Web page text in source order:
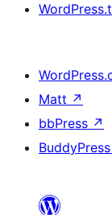
Matt ↗
bbPress ↗
BuddyPress